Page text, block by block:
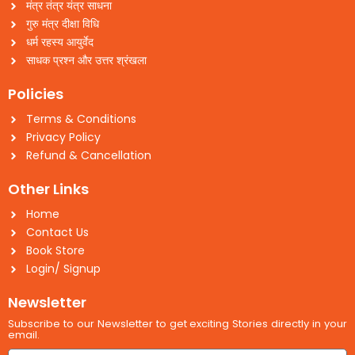
मंत्र तंत्र यंत्र साधना
गुरु मंत्र दीक्षा विधि
धर्म रहस्य आयुर्वेद
साधक प्रश्न और उत्तर श्रंखला
Policies
Terms & Conditions
Privacy Policy
Refund & Cancellation
Other Links
Home
Contact Us
Book Store
Login/ Signup
Newsletter
Subscribe to our Newsletter to get exciting Stories directly in your
email.